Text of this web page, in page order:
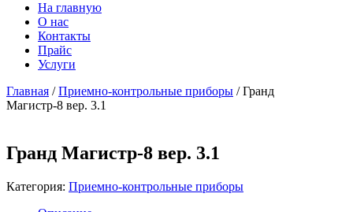
На главную
О нас
Контакты
Прайс
Услуги
Главная /Приемно-контрольные приборы / Гранд
Магистр-8 вер. 3.1
Гранд Магистр-8 вер. 3.1
Категория: Приемно-контрольные приборы